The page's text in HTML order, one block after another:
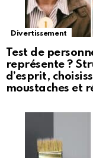
Divertissement
Test de
représente ?
d’esprit,
moustaches et